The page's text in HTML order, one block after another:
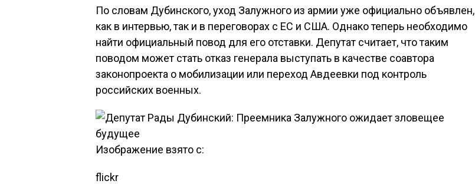
По словам Дубинского, уход Залужного из армии уже официально объявлен,
как в интервью, так и в переговорах с ЕС и США. Однако теперь необходимо
найти официальный повод для его отставки. Депутат считает, что таким
поводом может стать отказ генерала выступать в качестве соавтора
законопроекта о мобилизации или переход Авдеевки под контроль
российских военных.
Изображение взято с:
flickr